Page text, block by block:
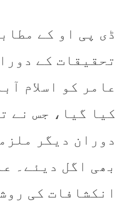
ڈی پی او کے
تحقیقات کے
عامر کو اسلام
کیا گیا، جس نے
دوران دیگر
بھی اگل دیئے۔
انکشافات کی